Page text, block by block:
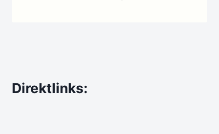
Direktlinks: